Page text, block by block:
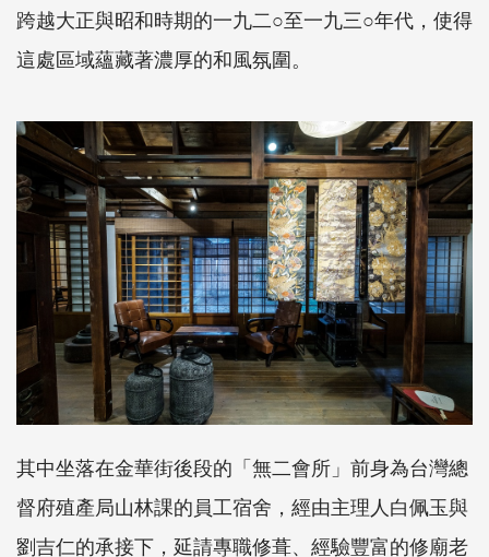
跨越大正與昭和時期的一九二○至一九三○年代，使得
這處區域蘊藏著濃厚的和風氛圍。
其中坐落在金華街後段的「無二會所」前身為台灣總
督府殖產局山林課的員工宿舍，經由主理人白佩玉與
劉吉仁的承接下，延請專職修葺、經驗豐富的修廟老